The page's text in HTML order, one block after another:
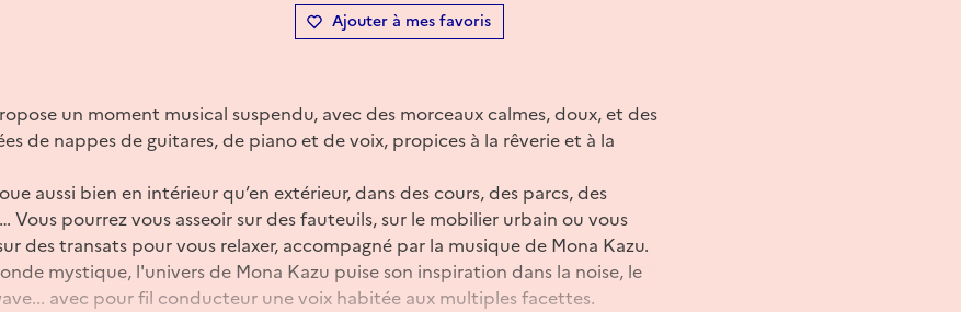
Ajouter à mes favoris
un moment musical suspendu, avec des morceaux calmes, doux, et des
de nappes de guitares, de piano et de voix, propices à la rêverie et à la
aussi bien en intérieur qu’en extérieur, dans des cours, des parcs, des
Vous pourrez vous asseoir sur des fauteuils, sur le mobilier urbain ou vous
des transats pour vous relaxer, accompagné par la musique de Mona Kazu.
mystique, l'univers de Mona Kazu puise son inspiration dans la noise, le
avec pour fil conducteur une voix habitée aux multiples facettes.